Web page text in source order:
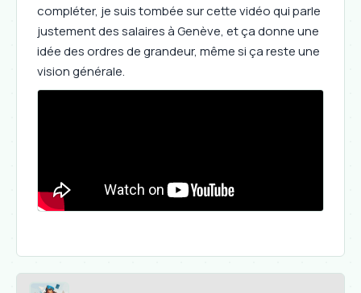
compléter, je suis tombée sur cette vidéo qui parle
justement des salaires à Genève, et ça donne une
idée des ordres de grandeur, même si ça reste une
vision générale.